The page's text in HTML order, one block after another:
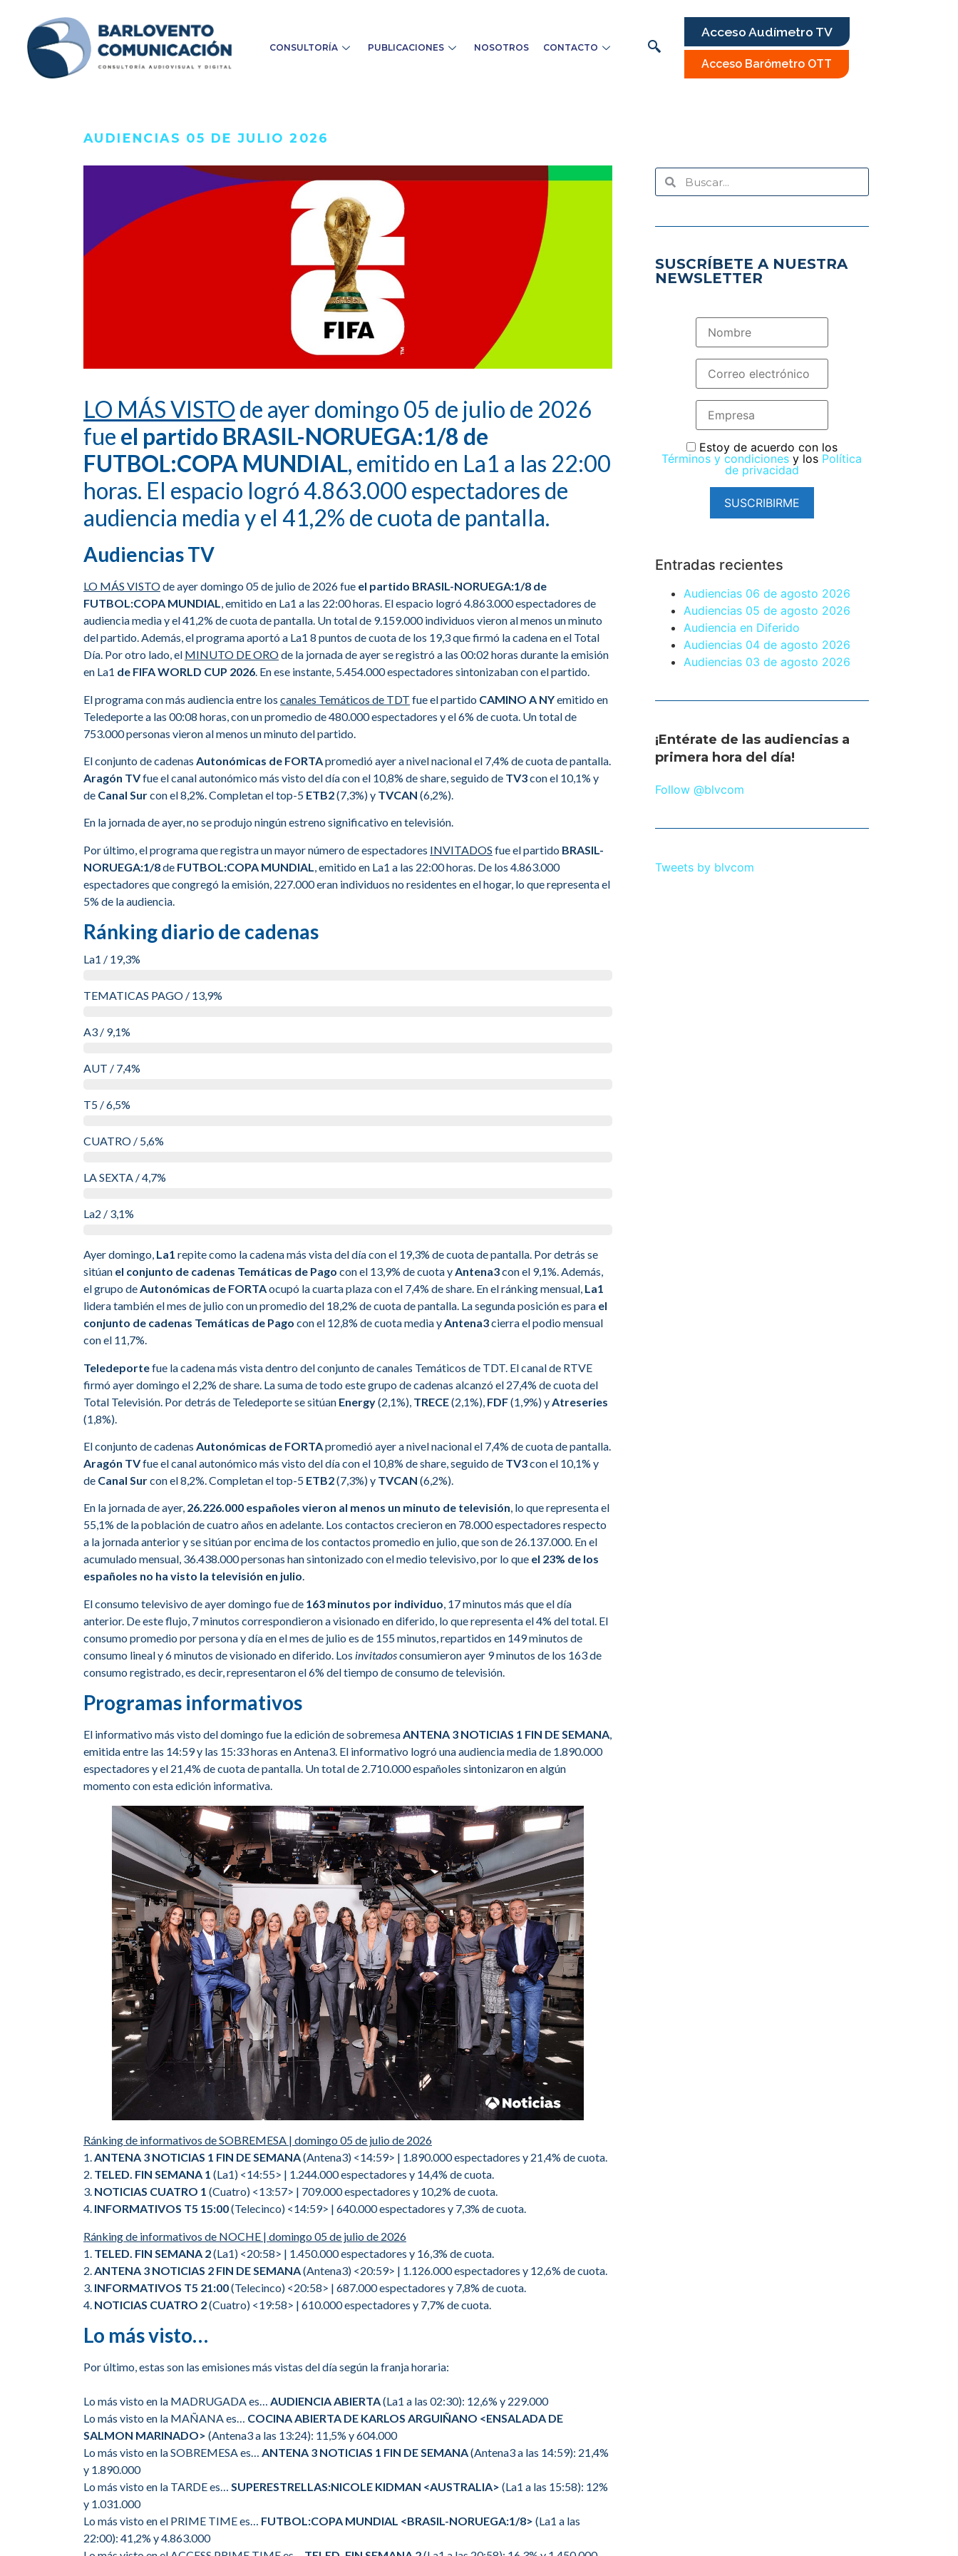
CONSULTORÍA PUBLICACIONES NOSOTROS CONTACTO
Acceso Audímetro TV
Acceso Barómetro OTT
AUDIENCIAS 05 DE JULIO 2026
LO MÁS VISTO de ayer domingo 05 de julio de 2026
fue el partido BRASIL-NORUEGA:1/8 de
FUTBOL:COPA MUNDIAL, emitido en La1 a las 22:00
horas. El espacio logró 4.863.000 espectadores de
audiencia media y el 41,2% de cuota de pantalla.
Audiencias TV
LO MÁS VISTOde ayer domingo 05 de julio de 2026 fue el partido BRASIL-NORUEGA:1/8 de
FUTBOL:COPA MUNDIAL, emitido en La1 a las 22:00 horas. El espacio logró 4.863.000 espectadores de
audiencia media y el 41,2% de cuota de pantalla. Un total de 9.159.000 individuos vieron al menos un minuto
del partido. Además, el programa aportó a La1 8 puntos de cuota de los 19,3 que firmó la cadena en el Total
Día. Por otro lado, el MINUTO DE OROde la jornada de ayer se registró a las 00:02 horas durante la emisión
en La1 de FIFA WORLD CUP 2026. En ese instante, 5.454.000 espectadores sintonizaban con el partido.
El programa con más audiencia entre los canales Temáticos de TDT fue el partido CAMINO A NYemitido en
Teledeporte a las 00:08 horas, con un promedio de 480.000 espectadores y el 6% de cuota. Un total de
753.000 personas vieron al menos un minuto del partido.
El conjunto de cadenas Autonómicas de FORTApromedió ayer a nivel nacional el 7,4% de cuota de pantalla.
Aragón TVfue el canal autonómico más visto del día con el 10,8% de share, seguido de TV3con el 10,1% y
de Canal Surcon el 8,2%. Completan el top-5 ETB2(7,3%) y TVCAN (6,2%).
En la jornada de ayer, no se produjo ningún estreno significativo en televisión.
Por último, el programa que registra un mayor número de espectadores INVITADOS fue el partido BRASIL-
NORUEGA:1/8de FUTBOL:COPA MUNDIAL
, emitido en La1 a las 22:00 horas. De los 4.863.000
espectadores que congregó la emisión, 227.000 eran individuos no residentes en el hogar, lo que representa el
5% de la audiencia.
Ránking diario de cadenas
La1 / 19,3%
TEMATICAS PAGO / 13,9%
A3 / 9,1%
AUT / 7,4%
T5 / 6,5%
CUATRO / 5,6%
LA SEXTA / 4,7%
La2 / 3,1%
Ayer domingo, La1 repite como la cadena más vista del día con el 19,3% de cuota de pantalla. Por detrás se
sitúan el conjunto de cadenas Temáticas de Pago con el 13,9% de cuota yAntena3con el 9,1%. Además,
el grupo deAutonómicas de FORTAocupó la cuarta plaza con el 7,4% de share. En el ránking mensual, La1
lidera también el mes de julio con un promedio del 18,2% de cuota de pantalla. La segunda posición es para el
conjunto de cadenas Temáticas de Pago con el 12,8% de cuota media yAntena3cierra el podio mensual
con el 11,7%.
Teledeportefue la cadena más vista dentro del conjunto de canales Temáticos de TDT. El canal de RTVE
firmó ayer domingo el 2,2% de share. La suma de todo este grupo de cadenas alcanzó el 27,4% de cuota del
Total Televisión. Por detrás de Teledeporte se sitúan Energy(2,1%), TRECE(2,1%), FDF(1,9%) y Atreseries
(1,8%).
El conjunto de cadenas Autonómicas de FORTApromedió ayer a nivel nacional el 7,4% de cuota de pantalla.
Aragón TVfue el canal autonómico más visto del día con el 10,8% de share, seguido de TV3con el 10,1% y
de Canal Surcon el 8,2%. Completan el top-5 ETB2(7,3%) y TVCAN (6,2%).
En la jornada de ayer, 26.226.000 españoles vieron al menos un minuto de televisión, lo que representa el
55,1% de la población de cuatro años en adelante. Los contactos crecieron en 78.000 espectadores respecto
a la jornada anterior y se sitúan por encima de los contactos promedio en julio, que son de 26.137.000. En el
acumulado mensual, 36.438.000 personas han sintonizado con el medio televisivo, por lo que el 23% de los
españoles no ha visto la televisión en julio.
El consumo televisivo de ayer domingo fue de 163 minutos por individuo , 17 minutos más que el día
anterior. De este flujo, 7 minutos correspondieron a visionado en diferido, lo que representa el 4% del total. El
consumo promedio por persona y día en el mes de julio es de 155 minutos, repartidos en 149 minutos de
consumo lineal y 6 minutos de visionado en diferido. Los invitadosconsumieron ayer 9 minutos de los 163 de
consumo registrado, es decir, representaron el 6% del tiempo de consumo de televisión.
Programas informativos
El informativo más visto del domingo fue la edición de sobremesaANTENA 3 NOTICIAS 1 FIN DE SEMANA,
emitida entre las 14:59 y las 15:33 horas en Antena3. El informativo logró una audiencia media de 1.890.000
espectadores y el 21,4% de cuota de pantalla. Un total de 2.710.000 españoles sintonizaron en algún
momento con esta edición informativa.
Ránking de informativos de SOBREMESA | domingo 05 de julio de 2026
1.ANTENA 3 NOTICIAS 1 FIN DE SEMANA(Antena3) <14:59> | 1.890.000 espectadores y 21,4% de cuota.
2. TELED. FIN SEMANA 1 (La1) <14:55> | 1.244.000 espectadores y 14,4% de cuota.
3. NOTICIAS CUATRO 1 (Cuatro) <13:57> | 709.000 espectadores y 10,2% de cuota.
4. INFORMATIVOS T5 15:00(Telecinco) <14:59> | 640.000 espectadores y 7,3% de cuota.
Ránking de informativos de NOCHE | domingo 05 de julio de 2026
1. TELED. FIN SEMANA 2(La1) <20:58> | 1.450.000 espectadores y 16,3% de cuota.
2. ANTENA 3 NOTICIAS 2 FIN DE SEMANA(Antena3) <20:59> | 1.126.000 espectadores y 12,6% de cuota.
3. INFORMATIVOS T5 21:00(Telecinco) <20:58> | 687.000 espectadores y 7,8% de cuota.
4. NOTICIAS CUATRO 2(Cuatro) <19:58> | 610.000 espectadores y 7,7% de cuota.
Lo más visto…
Por último, estas son las emisiones más vistas del día según la franja horaria:
Lo más visto en la MADRUGADA es… AUDIENCIA ABIERTA(La1 a las 02:30): 12,6% y 229.000
Lo más visto en la MAÑANA es… COCINA ABIERTA DE KARLOS ARGUIÑANO <ENSALADA DE
SALMON MARINADO> (Antena3 a las 13:24): 11,5% y 604.000
Lo más visto en la SOBREMESA es… ANTENA 3 NOTICIAS 1 FIN DE SEMANA(Antena3 a las 14:59): 21,4%
y 1.890.000
Lo más visto en la TARDE es… SUPERESTRELLAS:NICOLE KIDMAN <AUSTRALIA> (La1 a las 15:58): 12%
y 1.031.000
Lo más visto en el PRIME TIME es… FUTBOL:COPA MUNDIAL <BRASIL-NORUEGA:1/8> (La1 a las
22:00): 41,2% y 4.863.000
SUSCRÍBETE A NUESTRA
NEWSLETTER
Estoy de acuerdo con los
Términos y condiciones y los Política
de privacidad
SUSCRIBIRME
Entradas recientes
Audiencias 06 de agosto 2026
Audiencias 05 de agosto 2026
Audiencia en Diferido
Audiencias 04 de agosto 2026
Audiencias 03 de agosto 2026
¡Entérate de las audiencias a
primera hora del día!
Follow @blvcom
Tweets by blvcom